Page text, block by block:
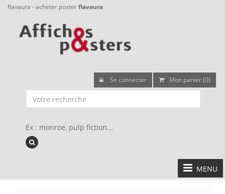
flavaura - acheter posterflavaura
Se connecter Mon panier (0)
Ex : monroe, pulp fiction...
MENU